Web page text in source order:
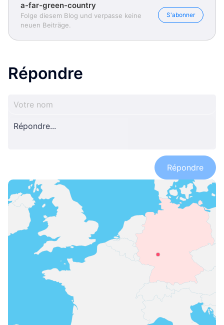
a-far-green-country
Folge diesem Blog und verpasse keine
neuen Beiträge.
S'abonner
Répondre
Répondre